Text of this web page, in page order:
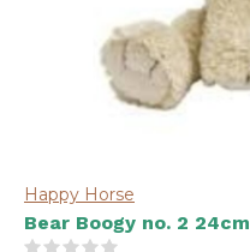
Happy Horse
Bear Boogy no. 2 24cm